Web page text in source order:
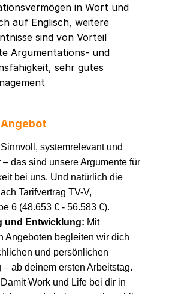
in Wort und
auf Englisch, weitere
sind von Vorteil
Argumentations- und
sehr gutes
Sinnvoll, systemrelevant und
– das sind unsere Argumente für
bei uns. Und natürlich die
Tarifvertrag TV-V,
6 (48.653 € - 56.583 €).
und Entwicklung: Mit
Angeboten begleiten wir dich
und persönlichen
– ab deinem ersten Arbeitstag.
Damit Work und Life bei dir in